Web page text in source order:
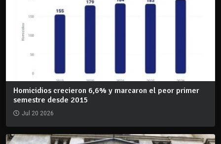
Homicidios crecieron 6,6% y marcaron el peor primer
semestre desde 2015
Jul 20 2026